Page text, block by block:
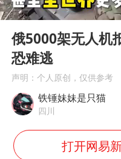
小
大
周
Play
00:00
俄5000架无人机
恐难逃
声明：个人原创，仅供参考
铁锤妹妹是只猫
四川
打开网易